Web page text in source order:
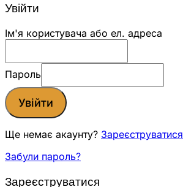
Увійти
Ім'я користувача або ел. адреса
Пароль
Увійти
Ще немає акаунту? Зареєструватися
Забули пароль?
Зареєструватися